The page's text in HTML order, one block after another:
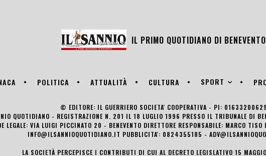
IL PRIMO QUOTIDIANO DI BENEVENTO
POLITICA ATTUALITÀ CULTURA SPORT
© EDITORE: IL GUERRIERO SOCIETA' COOPERATIVA - PI: 01633200629
QUOTIDIANO - REGISTRAZIONE N. 201 IL 18 LUGLIO 1996 PRESSO IL TRIBUNALE DI
LEGALE: VIA LUIGI PICCINATO 20 - BENEVENTO DIRETTORE RESPONSABILE: MARCO
INFO@ILSANNIOQUOTIDIANO.IT PUBBLICITA': 0824355185 -
LA SOCIETÀ PERCEPISCE I CONTRIBUTI DI CUI AL DECRETO LEGISLATIVO 15